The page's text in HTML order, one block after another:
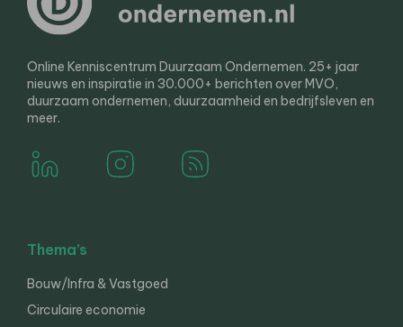
Online Kenniscentrum Duurzaam Ondernemen. 25+ jaar
nieuws en inspiratie in 30.000+ berichten over MVO,
duurzaam ondernemen, duurzaamheid en bedrijfsleven en
meer.
Thema’s
Bouw/Infra & Vastgoed
Circulaire economie